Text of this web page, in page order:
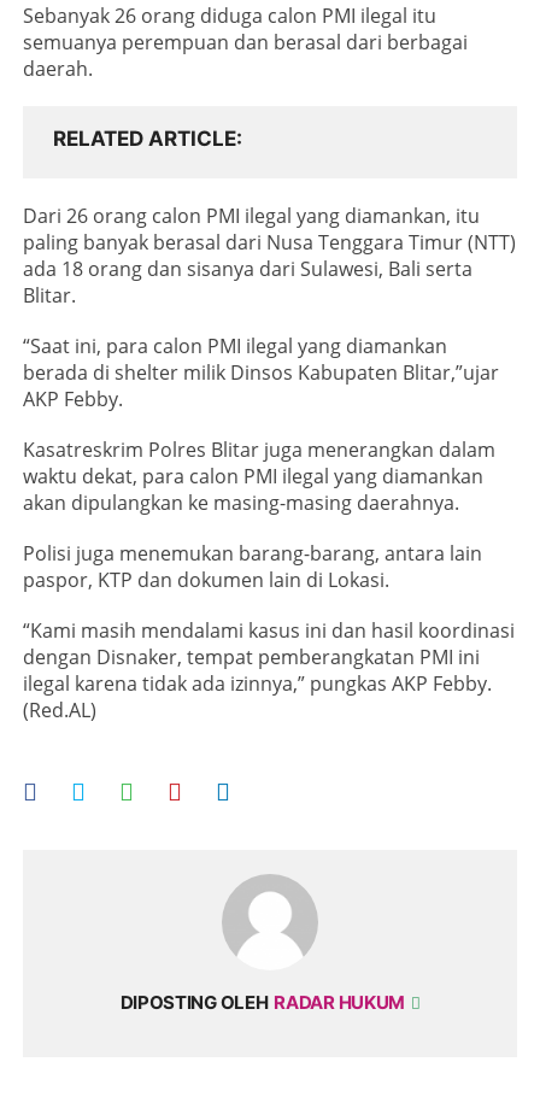
Sebanyak 26 orang diduga calon PMI ilegal itu
semuanya perempuan dan berasal dari berbagai
daerah.
RELATED ARTICLE
Dari 26 orang calon PMI ilegal yang diamankan, itu
paling banyak berasal dari Nusa Tenggara Timur (NTT)
ada 18 orang dan sisanya dari Sulawesi, Bali serta
Blitar.
“Saat ini, para calon PMI ilegal yang diamankan
berada di shelter milik Dinsos Kabupaten Blitar,”ujar
AKP Febby.
Kasatreskrim Polres Blitar juga menerangkan dalam
waktu dekat, para calon PMI ilegal yang diamankan
akan dipulangkan ke masing-masing daerahnya.
Polisi juga menemukan barang-barang, antara lain
paspor, KTP dan dokumen lain di Lokasi.
“Kami masih mendalami kasus ini dan hasil koordinasi
dengan Disnaker, tempat pemberangkatan PMI ini
ilegal karena tidak ada izinnya,” pungkas AKP Febby.
(Red.AL)
DIPOSTING OLEH RADAR HUKUM